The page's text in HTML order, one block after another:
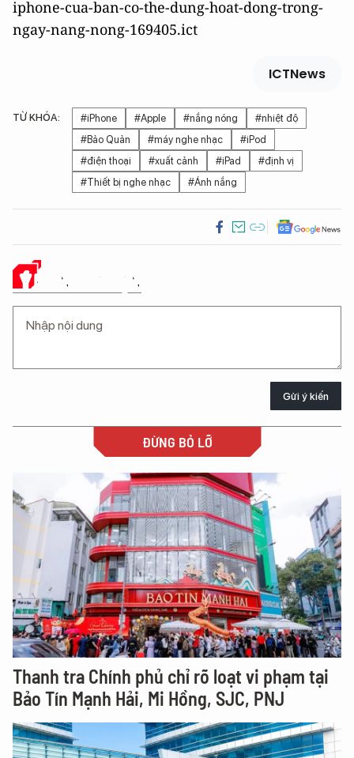
iphone-cua-ban-co-the-dung-hoat-dong-trong-
ngay-nang-nong-169405.ict
ICTNews
TỪ KHÓA: #iPhone #Apple #nắng nóng
#nhiệt độ
#Bảo Quản
#máy nghe nhạc
#iPod
#điện thoại
#xuất cảnh #iPad
#định vị
#Thiết bị nghe nhạc
#Ánh nắng
Ý KIẾN CỦA BẠN
Gửi ý kiến
ĐỪNG BỎ LỠ
Thanh tra Chính phủ chỉ rõ loạt vi phạm tại
Bảo Tín Mạnh Hải, Mi Hồng, SJC, PNJ